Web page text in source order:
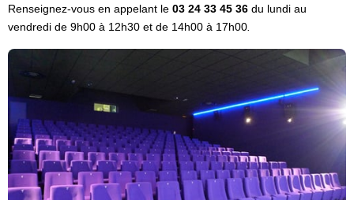
Renseignez-vous en appelant le 03 24 33 45 36 du lundi au
vendredi de 9h00 à 12h30 et de 14h00 à 17h00